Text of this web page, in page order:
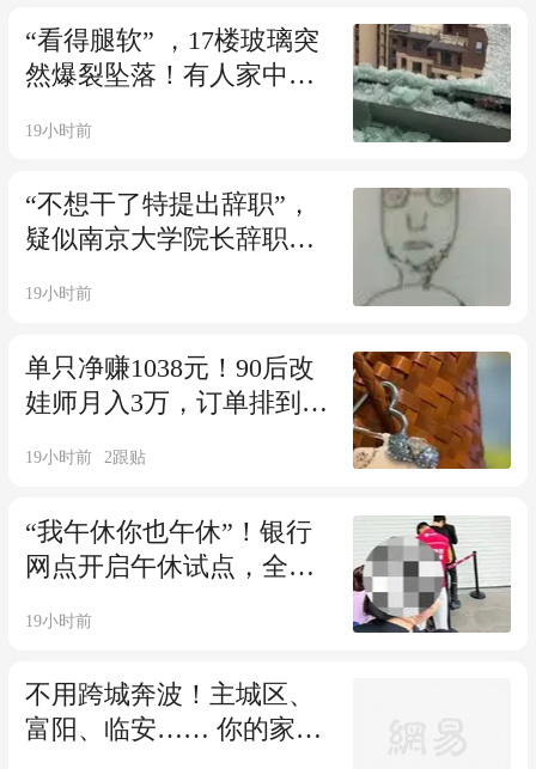
“看得腿软” ，17楼玻璃突
然爆裂坠落！有人家中一
夏天换一两百片，越大越
19小时前
“不想干了特提出辞职”，
疑似南京大学院长辞职信
19小时前
单只净赚1038元！90后改
娃师月入3万，订单排到3
不懂吗？
19小时前 2跟贴
“我午休你也午休”！银行
网点开启午休试点，全网
行？
19小时前
不用跨城奔波！主城区、
富阳、临安…… 你的家门